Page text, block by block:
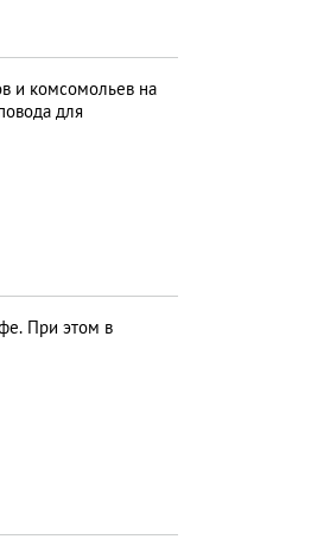
и комсомольев на
для
При этом в